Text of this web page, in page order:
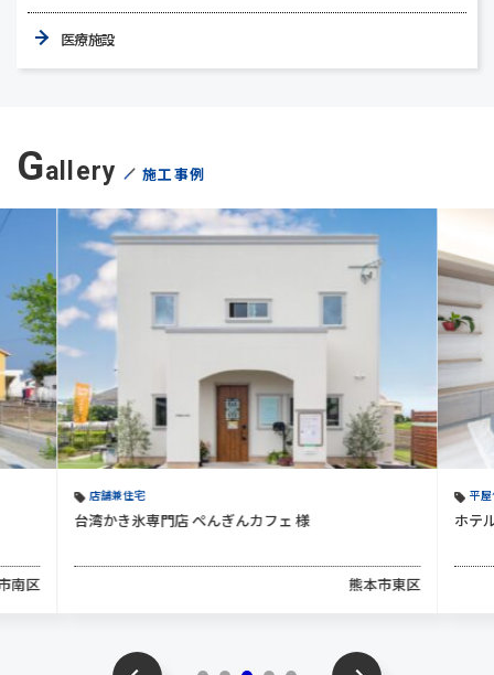
医療施設
Gallery 施工事例
南区
店舗兼住宅
台湾かき氷専門店 ぺんぎんカフェ 様
熊本市東区
平
ホテ